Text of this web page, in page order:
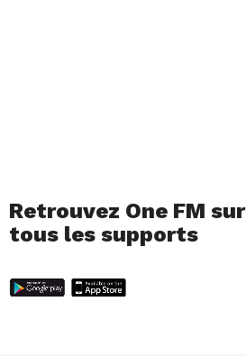
Retrouvez One FM sur
tous les supports